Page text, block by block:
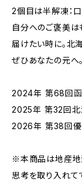
2個目は半解凍：
自分へのご褒美は
届けたい時に。北
ぜひあなたの元へ。
2024年 第68回
2025年 第32回北
2026年 第38回優
※本商品は地産地
思考を取り入れて